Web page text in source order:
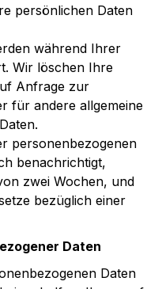
persönlichen Daten
während Ihrer
Wir löschen Ihre
Anfrage zur
für andere allgemeine
personenbezogenen
benachrichtigt,
zwei Wochen, und
bezüglich einer
Daten
Daten